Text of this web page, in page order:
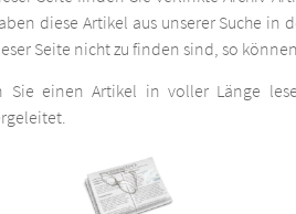
diese Artikel aus unserer Suche
Seite nicht zu finden sind, so
Sie einen Artikel in voller Länge